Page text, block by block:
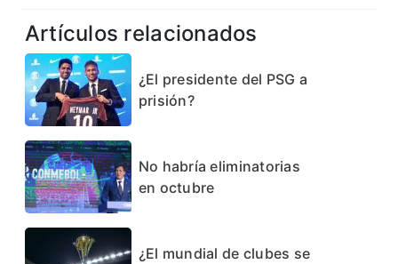
Artículos relacionados
¿El presidente del PSG a
prisión?
No habría eliminatorias
en octubre
¿El mundial de clubes se